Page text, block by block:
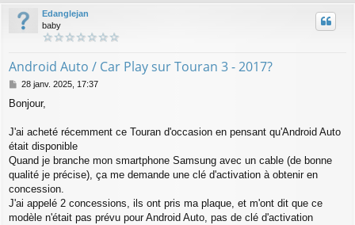
c
Edanglejan
baby
Android Auto / Car Play sur Touran 3 - 2017?
M
s
a
g
28 janv. 2025, 17:37
Bonjour,
J'ai acheté récemment ce Touran d'occasion en pensant qu'Android Auto
était disponible
Quand je branche mon smartphone Samsung avec un cable (de bonne
qualité je précise), ça me demande une clé d'activation à obtenir en
concession.
J'ai appelé 2 concessions, ils ont pris ma plaque, et m'ont dit que ce
modèle n'était pas prévu pour Android Auto, pas de clé d'activation